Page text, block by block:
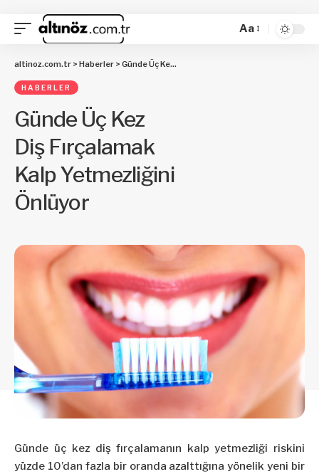
Aa
altinoz.com.tr > Haberler > Günde Üç Kez Diş Fırçalamak Kalp Yetmezliğini Önlüyor
HABERLER
Günde Üç Kez
Diş Fırçalamak
Kalp Yetmezliğini
Önlüyor
Günde üç kez diş fırçalamanın kalp yetmezliği riskini
yüzde 10’dan fazla bir oranda azalttığına yönelik yeni bir